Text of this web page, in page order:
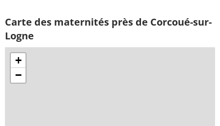
Carte des maternités près de Corcoué-sur-
Logne
+
−